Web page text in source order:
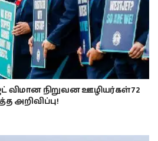
நிறுவன ஊழியர்கள் 72
அறிவிப்பு!